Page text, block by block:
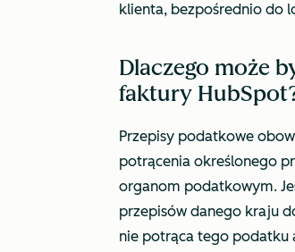
klienta, bezpośrednio do
Dlaczego może
faktury
Przepisy podatkowe
potrącenia określonego
organom podatkowym.
przepisów danego kraju
nie potrąca tego podatku